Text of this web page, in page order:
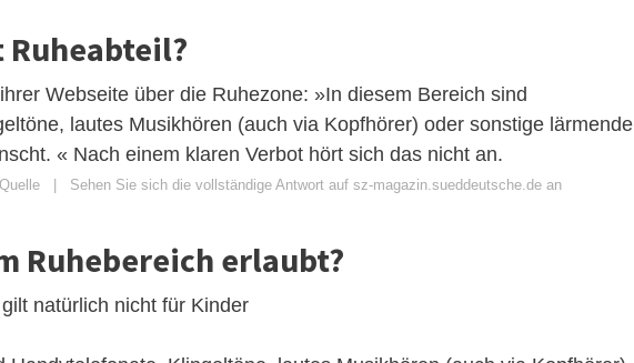
Ruheabteil?
Webseite über die Ruhezone: »In diesem Bereich sind
lautes Musikhören (auch via Kopfhörer) oder sonstige lärmende
« Nach einem klaren Verbot hört sich das nicht an.
Sehen Sie sich die vollständige Antwort auf sz-magazin.sueddeutsche.de an
Ruhebereich erlaubt?
natürlich nicht für Kinder